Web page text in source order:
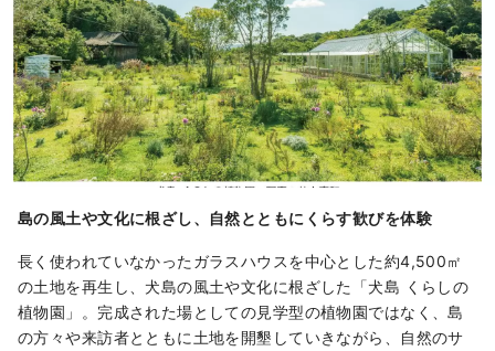
島の風土や文化に根ざし、自然とともにくらす歓びを体験
長く使われていなかったガラスハウスを中心とした約4,500㎡
の土地を再生し、犬島の風土や文化に根ざした「犬島 くらしの
植物園」。完成された場としての見学型の植物園ではなく、島
の方々や来訪者とともに土地を開墾していきながら、自然のサ